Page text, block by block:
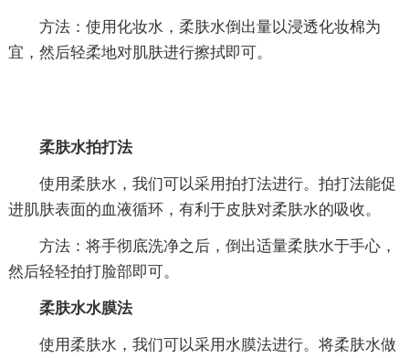
方法：使用化妆水，柔肤水倒出量以浸透化妆棉为
宜，然后轻柔地对肌肤进行擦拭即可。
柔肤水拍打法
使用柔肤水，我们可以采用拍打法进行。拍打法能促
进肌肤表面的血液循环，有利于皮肤对柔肤水的吸收。
方法：将手彻底洗净之后，倒出适量柔肤水于手心，
然后轻轻拍打脸部即可。
柔肤水水膜法
使用柔肤水，我们可以采用水膜法进行。将柔肤水做